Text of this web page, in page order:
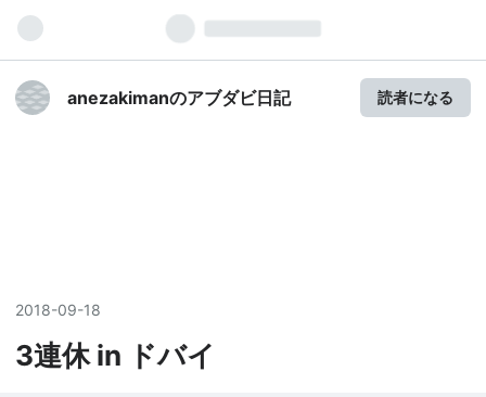
anezakimanのアブダビ日記 読者になる
2018-09-18
3連休 in ドバイ